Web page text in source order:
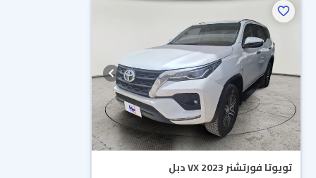
تويوتا فورتشنر VX 2023 دبل